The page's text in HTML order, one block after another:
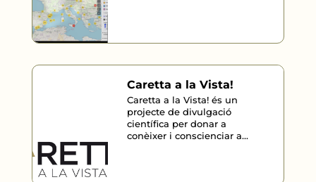
Caretta a la Vista!
Caretta a la Vista! és un
projecte de divulgació
científica per donar a
conèixer i conscienciar a...